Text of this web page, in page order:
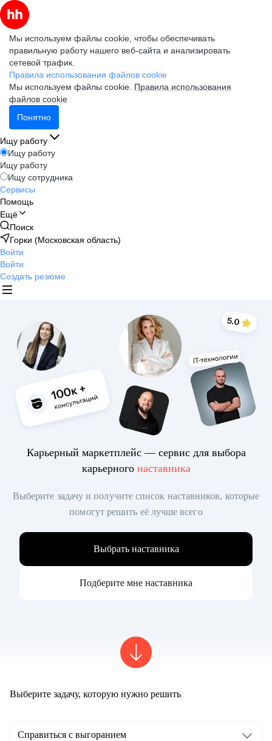
Мы используем файлы cookie, чтобы обеспечивать
правильную работу нашего веб-сайта и анализировать
сетевой трафик.
Правила использования файлов cookie
Мы используем файлы cookie. Правила использования
файлов cookie
Понятно
Ищу работу
Ищу работу
Ищу работу
Ищу сотрудника
Сервисы
Помощь
Ещё
Поиск
Горки (Московская область)
Войти
Войти
Создать резюме
Карьерный маркетплейс — сервис для выбора
карьерного наставника
Выберите задачу и получите список наставников, которые
помогут решить её лучше всего
Выбрать наставника
Подберите мне наставника
Выберите задачу, которую нужно решить
Справиться с выгоранием